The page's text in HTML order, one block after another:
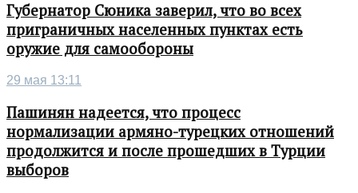
Губернатор Сюника заверил, что во всех
приграничных населенных пунктах есть
оружие для самообороны
29 мая 13:11
Пашинян надеется, что процесс
нормализации армяно-турецких отношений
продолжится и после прошедших в Турции
выборов